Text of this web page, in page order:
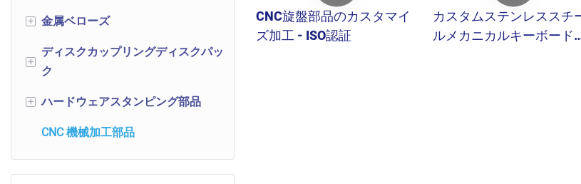
+ 金属ベローズ
機械式伝送コンポーネント
ベローズ圧力センサー
バルブベローズ
真空ベローズ
+ ディスクカップリングディスクパッ
ク
ディスクカップリングディスク
+ ハードウェアスタンピング部品
リベットに連絡してください
シールドカバー
CNC 機械加工部品
CNC旋盤部品のカスタマイ
ズ加工 - ISO認証
カスタムステンレススチ
ルメカニカルキーボード